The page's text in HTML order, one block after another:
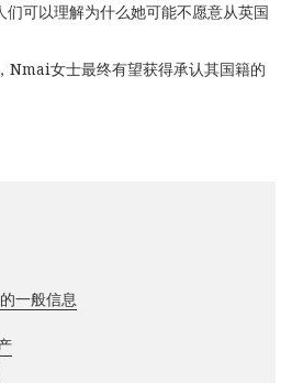
可以理解为什么她可能不愿意从英国
Nmai女士最终有望获得承认其国籍的
一般信息